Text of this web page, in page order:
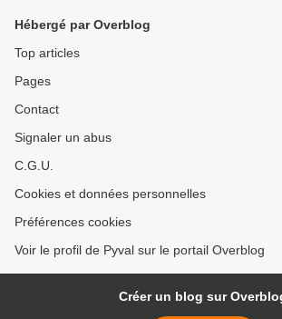
Hébergé par Overblog
Top articles
Pages
Contact
Signaler un abus
C.G.U.
Cookies et données personnelles
Préférences cookies
Voir le profil de Pyval sur le portail Overblog
Créer un blog sur